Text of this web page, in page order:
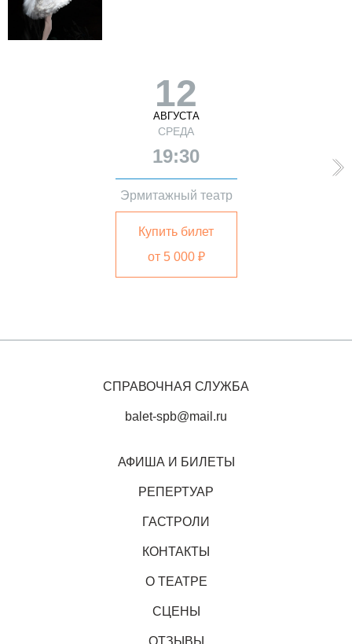
12
АВГУСТА
СРЕДА
19:30
Эрмитажный театр
Купить билет
от 5 000 ₽
АФИША И БИЛЕТЫ
РЕПЕРТУАР
ГАСТРОЛИ
КОНТАКТЫ
О ТЕАТРЕ
СЦЕНЫ
ОТЗЫВЫ
СПРАВОЧНАЯ СЛУЖБА
balet-spb@mail.ru